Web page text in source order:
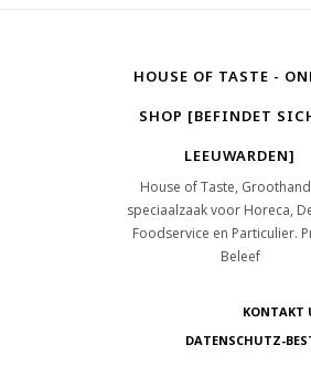
HOUSE OF TASTE -
SHOP [BEFINDET
LEEUWARDEN]
House of Taste,
speciaalzaak voor Horeca,
Foodservice en Particulier.
Beleef
KONTAKT
DATENSCHUTZ-